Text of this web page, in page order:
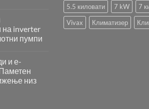
на inverter
пумпи
и е-
низ
5.5 киловати
7 kW
7
Vivax
Климатизер